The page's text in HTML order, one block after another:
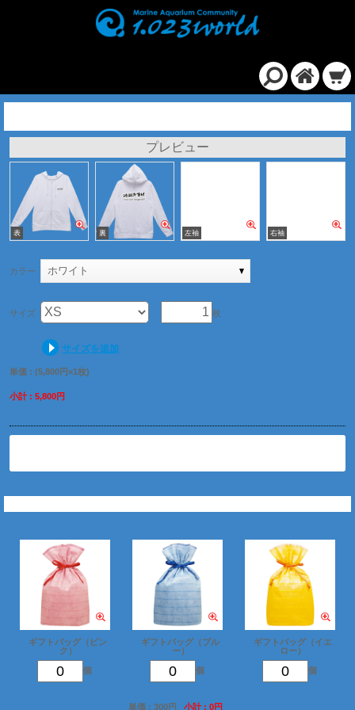
プレビュー
カラー ホワイト
枚
サイズ
サイズを追加
単価 : (5,800円×1枚)
小計 : 5,800円
ギフトバッグ（ピン
ク）
個
ギフトバッグ（ブル
ー）
個
ギフトバッグ（イエ
ロー）
個
単価 : 300円 小計 : 0円